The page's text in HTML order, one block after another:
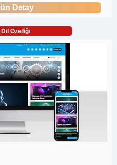
Detay
Dil Özelliği